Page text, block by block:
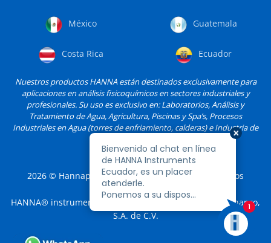
México Guatemala
Costa Rica Ecuador
Nuestros productos HANNA están destinados exclusivamente para
aplicaciones en análisis fisicoquímicos en sectores industriales y
profesionales. Su uso es exclusivo en: Laboratorios, Análisis y
Tratamiento de Agua, Agricultura, Piscinas y Spa’s, Procesos
Industriales en Agua (torres de enfriamiento, calderas) e Industria de
2026 © Hannapro, S.A. de C.V. y sus filiales. Todos los
derechos reservados.
HANNA® instruments es una marca registrada de Hannapro,
S.A. de C.V.